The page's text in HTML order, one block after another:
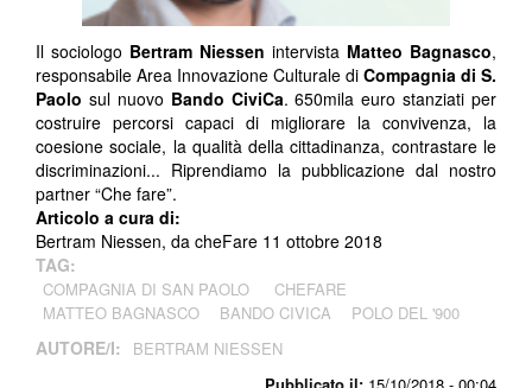
Il sociologo Bertram Niessen intervista Matteo Bagnasco,
responsabile Area Innovazione Culturale di Compagnia di S.
Paolo sul nuovo Bando CiviCa. 650mila euro stanziati per
costruire percorsi capaci di migliorare la convivenza, la
coesione sociale, la qualità della cittadinanza, contrastare le
discriminazioni... Riprendiamo la pubblicazione dal nostro
partner “Che fare”.
Articolo a cura di:
Bertram Niessen, da cheFare 11 ottobre 2018
TAG:
COMPAGNIA DI SAN PAOLO
CHEFARE
MATTEO BAGNASCO
BANDO CIVICA POLO DEL '900
AUTORE/I: BERTRAM NIESSEN